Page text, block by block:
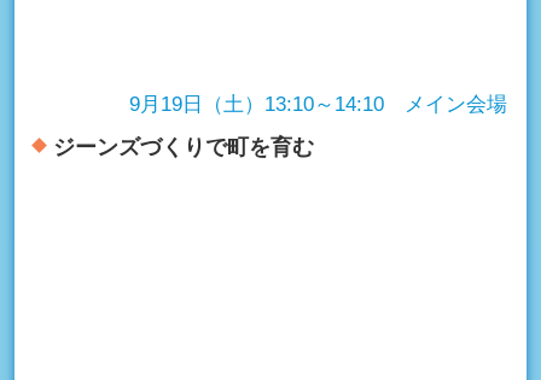
9月19日（土）13:10～14:10 メイン会場
ジーンズづくりで町を育む